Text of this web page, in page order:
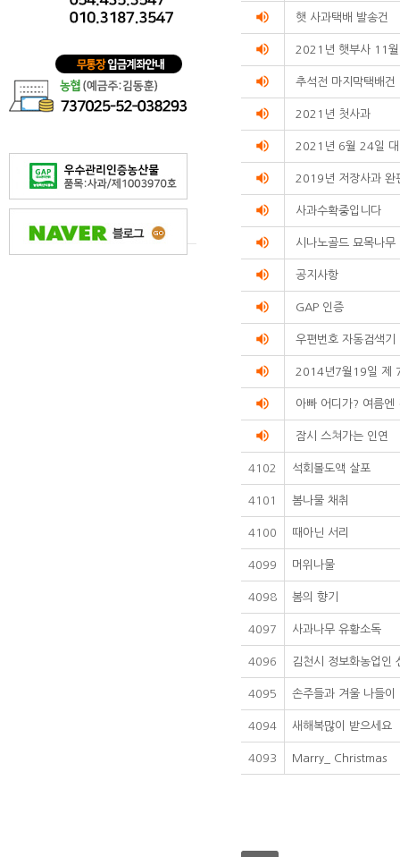
volume_up 햇 사과택배 발송건
volume_up 2021년 햇부사 11
volume_up 추석전 마지막택배건
volume_up 2021년 첫사과
volume_up 2021년 6월 24일 대
volume_up 2019년 저장사과 완
volume_up 사과수확중입니다
volume_up 시나노골드 묘목나무
volume_up 공지사항
volume_up GAP 인증
volume_up 우편번호 자동검
volume_up 2014년7월19일 제
volume_up 아빠 어디가? 여름엔
volume_up 잠시 스쳐가는 인연
4102 석회볼도액 살포
4101 봄나물 채취
4100 때아닌 서리
4099 머위나물
4098 봄의 향기
4097 사과나무 유황소독
4096 김천시 정보화농업인
4095 손주들과 겨울 나들이
4094 새해복많이 받으세요
4093 Marry_ Christmas